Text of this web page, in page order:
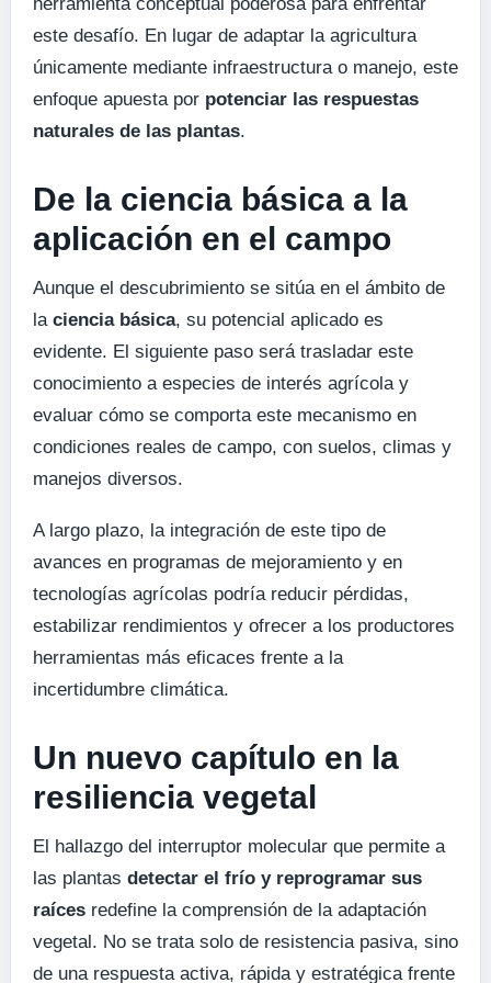
este desafío. En lugar de adaptar la agricultura
únicamente mediante infraestructura o manejo, este
enfoque apuesta por potenciar las respuestas
naturales de las plantas.
De la ciencia básica a la
aplicación en el campo
Aunque el descubrimiento se sitúa en el ámbito de
la ciencia básica, su potencial aplicado es
evidente. El siguiente paso será trasladar este
conocimiento a especies de interés agrícola y
evaluar cómo se comporta este mecanismo en
condiciones reales de campo, con suelos, climas y
manejos diversos.
A largo plazo, la integración de este tipo de
avances en programas de mejoramiento y en
tecnologías agrícolas podría reducir pérdidas,
estabilizar rendimientos y ofrecer a los productores
herramientas más eficaces frente a la
incertidumbre climática.
Un nuevo capítulo en la
resiliencia vegetal
El hallazgo del interruptor molecular que permite a
las plantas detectar el frío y reprogramar sus
raíces redefine la comprensión de la adaptación
vegetal. No se trata solo de resistencia pasiva, sino
de una respuesta activa, rápida y estratégica frente